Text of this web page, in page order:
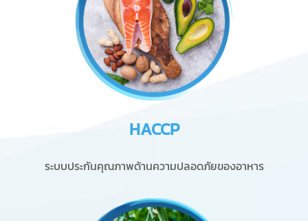
HACCP
ระบบประกันคุณภาพด้านความปลอดภัยของอาหาร